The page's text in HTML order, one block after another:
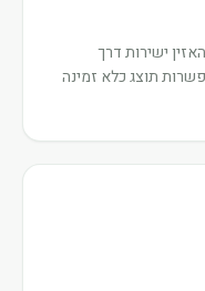
ישירות דרך
תוצג כלא זמינה